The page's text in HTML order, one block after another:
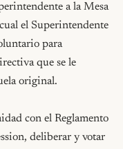
a la Mesa
el Superintendente
para
que se le
original.
con el Reglamento
deliberar y votar